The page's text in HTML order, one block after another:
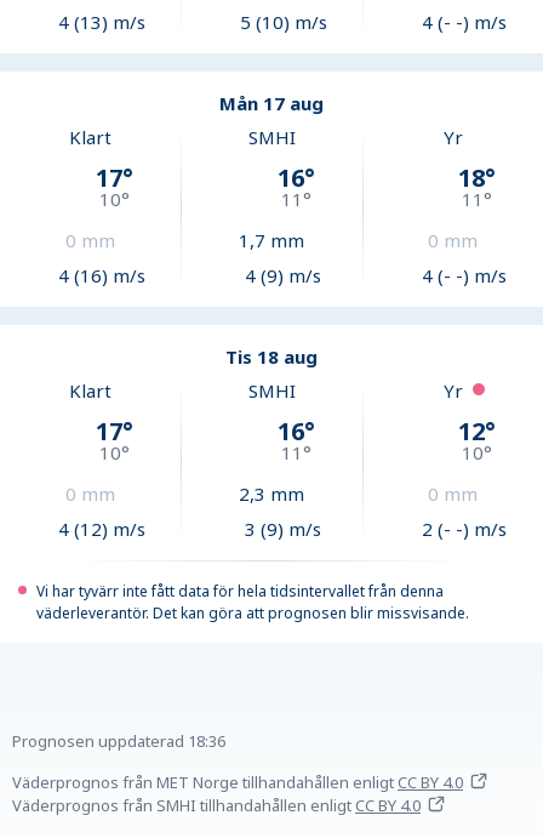
4 (13) m/s
5 (10) m/s
4 (- -) m/s
Mån 17 aug
Klart
17°
10°
0 mm
4 (16) m/s
SMHI
16°
11 °
1,7 mm
4 (9) m/s
Yr
18°
11°
0 mm
4 (- -) m/s
Tis 18 aug
Klart
17°
10°
0 mm
4 (12) m/s
SMHI
16°
11 °
2,3 mm
3 (9) m/s
Yr
12°
10°
0 mm
2 (- -) m/s
Vi har tyvärr inte fått data för hela tidsintervallet från denna
väderleverantör. Det kan göra att prognosen blir missvisande.
Prognosen uppdaterad 18:36
Väderprognos från MET Norge tillhandahållen enligtCC BY 4.0
Väderprognos från SMHI tillhandahållen enligtCC BY 4.0